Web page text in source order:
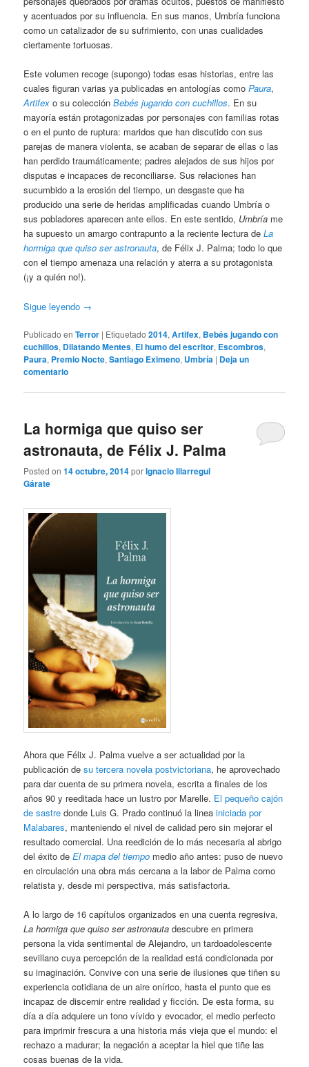
y acentuados por su influencia. En sus manos, Umbría funciona
como un catalizador de su sufrimiento, con unas cualidades
ciertamente tortuosas.
Este volumen recoge (supongo) todas esas historias, entre las
cuales figuran varias ya publicadas en antologías comoPaura,
Artifex o su colecciónBebés jugando con cuchillos. En su
mayoría están protagonizadas por personajes con familias rotas
o en el punto de ruptura: maridos que han discutido con sus
parejas de manera violenta, se acaban de separar de ellas o las
han perdido traumáticamente; padres alejados de sus hijos por
disputas e incapaces de reconciliarse. Sus relaciones han
sucumbido a la erosión del tiempo, un desgaste que ha
producido una serie de heridas amplificadas cuando Umbría o
sus pobladores aparecen ante ellos. En este sentido, Umbría me
ha supuesto un amargo contrapunto a la reciente lectura deLa
hormiga que quiso ser astronauta, de Félix J. Palma; todo lo que
con el tiempo amenaza una relación y aterra a su protagonista
(¡y a quién no!).
Sigue leyendo →
Publicado en Terror | Etiquetado 2014,Artifex, Bebés jugando con
cuchillos, Dilatando Mentes, El humo del escritor, Escombros,
Paura, Premio Nocte,Santiago Eximeno, Umbría | Deja un
comentario
La hormiga que quiso ser
astronauta, de Félix J. Palma
Posted on14 octubre, 2014porIgnacio Illarregui
Gárate
Ahora que Félix J. Palma vuelve a ser actualidad por la
publicación desu tercera novela postvictoriana, he aprovechado
para dar cuenta de su primera novela, escrita a finales de los
años 90 y reeditada hace un lustro por Marelle. El pequeño cajón
de sastre donde Luis G. Prado continuó la lineainiciada por
Malabares, manteniendo el nivel de calidad pero sin mejorar el
resultado comercial. Una reedición de lo más necesaria al abrigo
del éxito deEl mapa del tiempo medio año antes: puso de nuevo
en circulación una obra más cercana a la labor de Palma como
relatista y, desde mi perspectiva, más satisfactoria.
A lo largo de 16 capítulos organizados en una cuenta regresiva,
La hormiga que quiso ser astronauta descubre en primera
persona la vida sentimental de Alejandro, un tardoadolescente
sevillano cuya percepción de la realidad está condicionada por
su imaginación. Convive con una serie de ilusiones que tiñen su
experiencia cotidiana de un aire onírico, hasta el punto que es
incapaz de discernir entre realidad y ficción. De esta forma, su
día a día adquiere un tono vívido y evocador, el medio perfecto
para imprimir frescura a una historia más vieja que el mundo: el
rechazo a madurar; la negación a aceptar la hiel que tiñe las
cosas buenas de la vida.